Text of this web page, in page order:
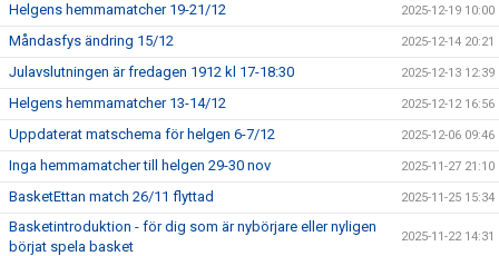
Helgens hemmamatcher 19-21/12 2025-12-19 10:00
Måndasfys ändring 15/12 2025-12-14 20:21
Julavslutningen är fredagen 1912 kl 17-18:30 2025-12-13 12:39
Helgens hemmamatcher 13-14/12 2025-12-12 16:56
Uppdaterat matschema för helgen 6-7/12 2025-12-06 09:46
Inga hemmamatcher till helgen 29-30 nov 2025-11-27 21:10
BasketEttan match 26/11 flyttad 2025-11-25 15:34
Basketintroduktion - för dig som är nybörjare eller nyligen
börjat spela basket
2025-11-22 14:31